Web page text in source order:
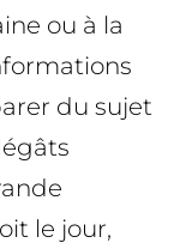
ou à la
du sujet
le jour,